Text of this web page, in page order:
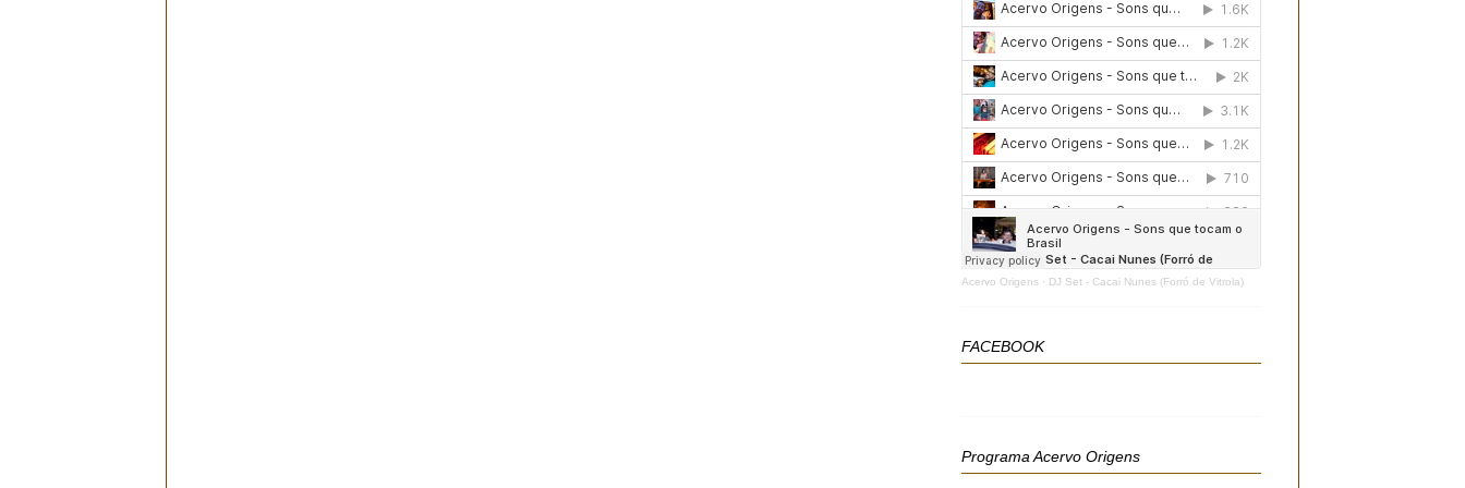
Acervo Origens · DJ Set - Cacai Nunes (Forró de Vitrola)
FACEBOOK
Programa Acervo Origens